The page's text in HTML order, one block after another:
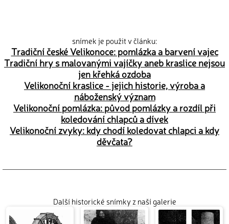
snímek je použit v článku:
Tradiční české Velikonoce: pomlázka a barvení vajec
Tradiční hry s malovanými vajíčky aneb kraslice nejsou
jen křehká ozdoba
Velikonoční kraslice - jejich historie, výroba a
náboženský význam
Velikonoční pomlázka: původ pomlázky a rozdíl při
koledování chlapců a dívek
Velikonoční zvyky: kdy chodí koledovat chlapci a kdy
děvčata?
Další historické snímky z naší galerie